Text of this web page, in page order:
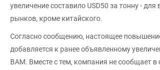
увеличение составило USD50 за тонну - для
рынков, кроме китайского.
Согласно сообщению, настоящее
добавляется к ранее объявленному
ВАМ. Вместе с тем, компания не сообщает в